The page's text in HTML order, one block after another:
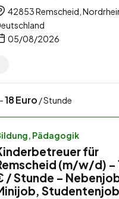
42853 Remscheid,
05/08/2026
-18Euro / Stunde
Pädagogik
für
(m/w/d) –
/ Stunde –
Studentenjob